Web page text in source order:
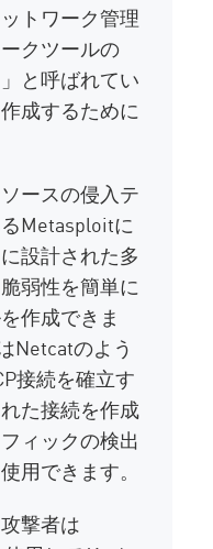
トワーク管理
クツールの
と呼ばれてい
成するために
ースの侵入テ
Metasploitに
設計された多
弱性を簡単に
作成できま
Netcatのよう
接続を確立す
た接続を作成
ィックの検出
用できます。
撃者は